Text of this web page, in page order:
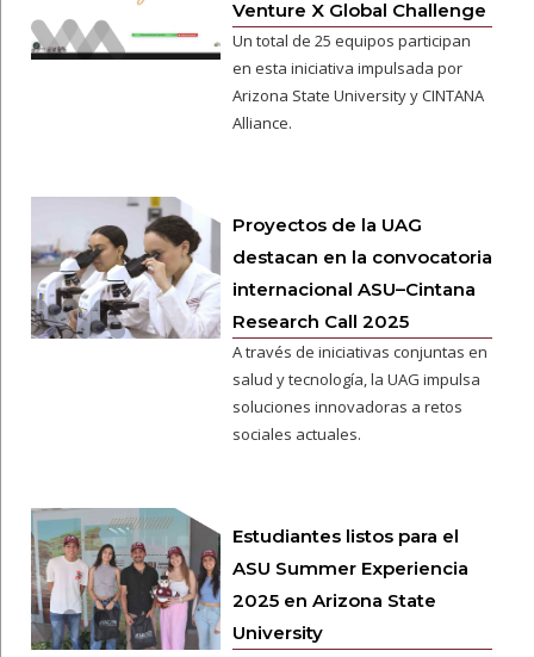
Venture X Global Challenge
Un total de 25 equipos participan
en esta iniciativa impulsada por
Arizona State University y CINTANA
Alliance.
Proyectos de la UAG
destacan en la convocatoria
internacional ASU–Cintana
Research Call 2025
A través de iniciativas conjuntas en
salud y tecnología, la UAG impulsa
soluciones innovadoras a retos
sociales actuales.
Estudiantes listos para el
ASU Summer Experiencia
2025 en Arizona State
University